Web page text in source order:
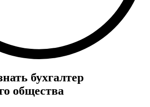
бухгалтер
общества